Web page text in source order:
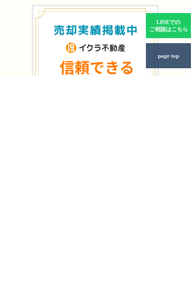
LINEでの
ご相談はこちら
page top